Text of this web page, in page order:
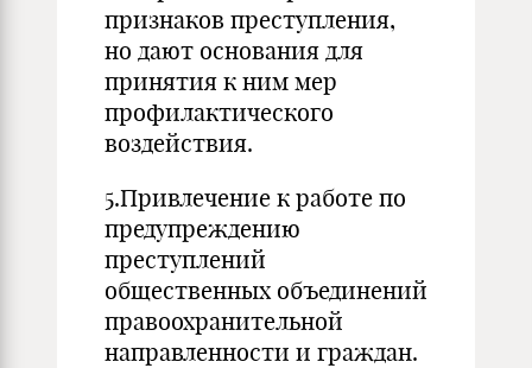
признаков преступления,
но дают основания для
принятия к ним мер
профилактического
воздействия.
5.Привлечение к работе по
предупреждению
преступлений
общественных объединений
правоохранительной
направленности и граждан.